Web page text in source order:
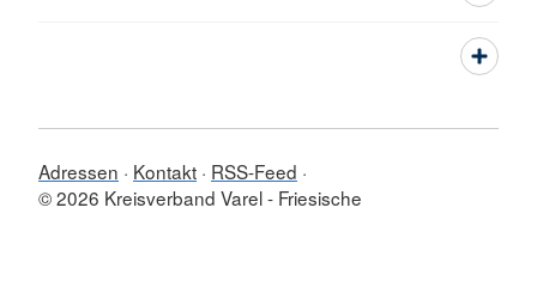
Adressen Kontakt RSS-Feed
© 2026 Kreisverband Varel - Friesische